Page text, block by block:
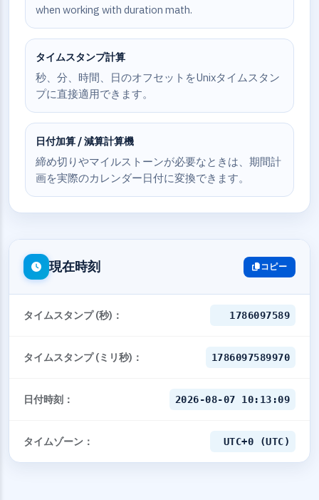
when working with duration math.
タイムスタンプ計算
秒、分、時間、日のオフセットをUnixタイムスタン
プに直接適用できます。
日付加算 / 減算計算機
締め切りやマイルストーンが必要なときは、期間計
画を実際のカレンダー日付に変換できます。
現在時刻 コピー
タイムスタンプ (秒)： 1786097590
タイムスタンプ (ミリ秒)： 1786097590970
日付時刻： 2026-08-07 10:13:10
タイムゾーン： UTC+0 (UTC)